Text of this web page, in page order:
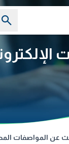
عن المواصفات